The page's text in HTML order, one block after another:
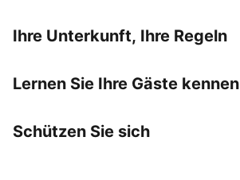
Ihre Unterkunft, Ihre Regeln
Lernen Sie Ihre Gäste kennen
Schützen Sie sich